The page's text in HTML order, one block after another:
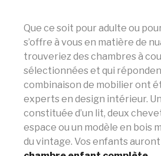
Que ce soit pour adulte ou
s’offre à vous en matière de
trouveriez des chambres à
sélectionnées et qui
combinaison de mobilier ont
experts en design intérieur.
constituée d’un lit, deux
espace ou un modèle en bois
du vintage. Vos enfants